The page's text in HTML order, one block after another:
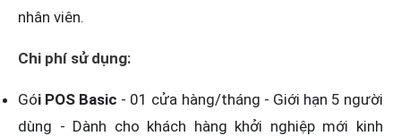
nhân viên.
Chi phí sử dụng:
Gói POS Basic - 01 cửa hàng/tháng - Giới hạn 5 người
dùng - Dành cho khách hàng khởi nghiệp mới kinh